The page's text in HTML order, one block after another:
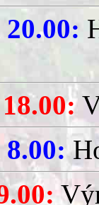
20.00:
8.00: